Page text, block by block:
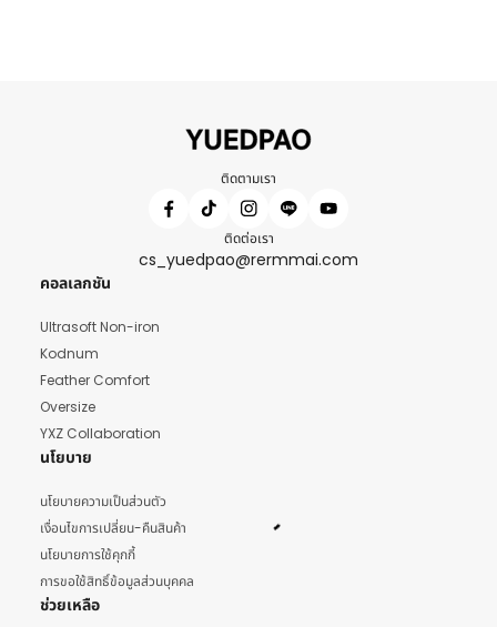
ติดตามเรา
ติดต่อเรา
cs_yuedpao@rermmai.com
คอลเลกชัน
Ultrasoft Non-iron
Kodnum
Feather Comfort
Oversize
YXZ Collaboration
นโยบาย
นโยบายความเป็นส่วนตัว
เงื่อนไขการเปลี่ยน-คืนสินค้า
นโยบายการใช้คุกกี้
การขอใช้สิทธิ์ข้อมูลส่วนบุคคล
ช่วยเหลือ